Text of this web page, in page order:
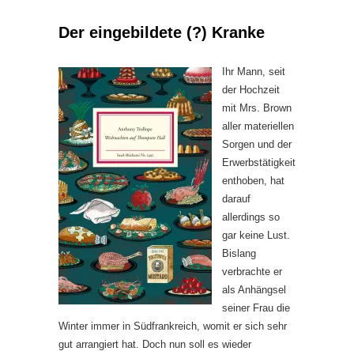
Der eingebildete (?) Kranke
Ihr Mann, seit
der Hochzeit
mit Mrs. Brown
aller materiellen
Sorgen und der
Erwerbstätigkeit
enthoben, hat
darauf
allerdings so
gar keine Lust.
Bislang
verbrachte er
als Anhängsel
seiner Frau die
Winter immer in Südfrankreich, womit er sich sehr
gut arrangiert hat. Doch nun soll es wieder